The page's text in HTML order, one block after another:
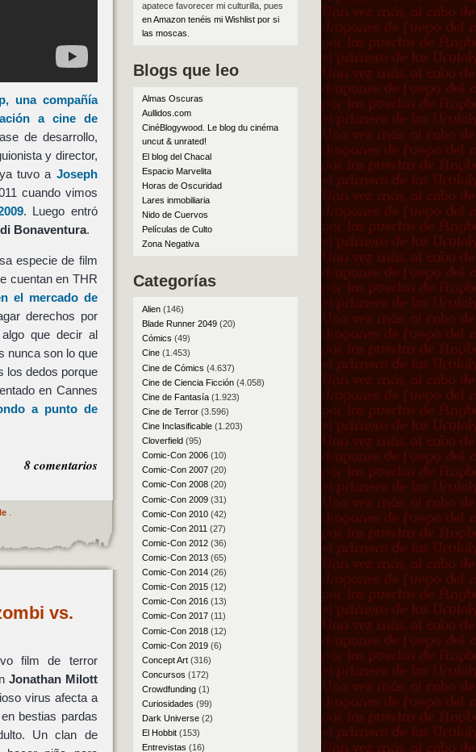
, una compañía
a cine de
de desarrollo,
y director,
tuvo a Joseph
cuando vimos
. Luego entró
Bonaventura.
especie de film
cuentan en THR
el mercado de
derechos por
que decir al
nunca son lo que
los dedos porque
en Cannes
a punto de
8 comentarios
.
vs.
film de terror
Jonathan Milott
virus afecta a
bestias pardas
Un clan de
apatece favorecer mi culturilla, pues
en Amazon tenéis mi Wishlist por si
las moscas
Blogs que leo
Almas Oscuras
Aullidos.com
CinéBlogywood. Le blog du cinéma
uncut & unrated!
El blog del Chacal
Espacio Marvelita
Horas de Oscuridad
Lares inmobiliaria
Nido de Cuervos
Películas de Culto
Zona Negativa
Categorías
Alien(146)
Blade Runner 2049(20)
Cómics (49)
Cine(1.453)
Cine de Cómics (4.637)
Cine de Ciencia Ficción(4.058)
Cine de Fantasía(1.923)
Cine de Terror(3.596)
Cine Inclasificable(1.203)
Cloverfield(95)
Comic-Con 2006(10)
Comic-Con 2007(20)
Comic-Con 2008(20)
Comic-Con 2009(31)
Comic-Con 2010(42)
Comic-Con 2011 (27)
Comic-Con 2012(36)
Comic-Con 2013(65)
Comic-Con 2014(26)
Comic-Con 2015(12)
Comic-Con 2016(13)
Comic-Con 2017(11)
Comic-Con 2018(12)
Comic-Con 2019(6)
Concept Art(316)
Concursos (172)
Crowdfunding(1)
Curiosidades (99)
Dark Universe(2)
El Hobbit(153)
Entrevistas (16)